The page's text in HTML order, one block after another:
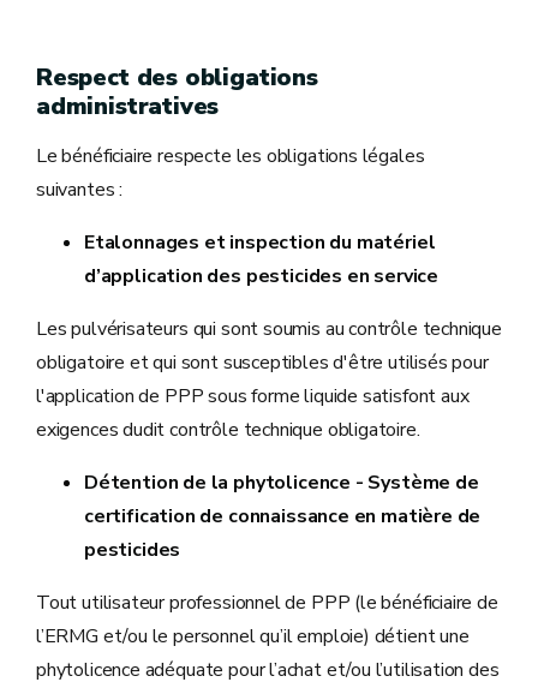
Respect des obligations
administratives
Le bénéficiaire respecte les obligations légales
suivantes :
Etalonnages et inspection du matériel
d’application des pesticides en service
Les pulvérisateurs qui sont soumis au contrôle technique
obligatoire et qui sont susceptibles d'être utilisés pour
l'application de PPP sous forme liquide satisfont aux
exigences dudit contrôle technique obligatoire.
Détention de la phytolicence - Système de
certification de connaissance en matière de
pesticides
Tout utilisateur professionnel de PPP (le bénéficiaire de
l’ERMG et/ou le personnel qu’il emploie) détient une
phytolicence adéquate pour l’achat et/ou l’utilisation des